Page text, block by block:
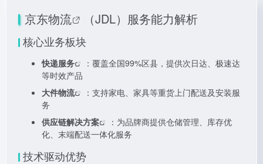
京东物流 （JDL）服务能力解析
核心业务板块
快递服务
：覆盖全国99%区县，提供次日达、极速达
等时效产品
大件物流
：支持家电、家具等重货上门配送及安装服
务
供应链解决方案
：为品牌商提供仓储管理、库存优
化、末端配送一体化服务
技术驱动优势